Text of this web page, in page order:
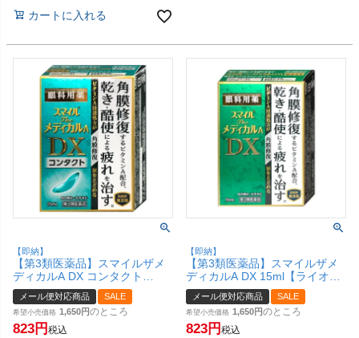
カートに入れる
【即納】
【第3類医薬品】スマイルザメ
ディカルA DX コンタクト
15ml【ライオン株式会社】【目
薬】【メール便対応商品】
【SBT】(6043052)
メール便対応商品 SALE
希望小売価格 1,650 のところ
823 税込
【即納】
【第3類医薬品】スマイルザメ
ディカルA DX 15ml【ライオン
株式会社】【目薬】【メール便
対応商品】【SBT】
メール便対応商品 SALE
希望小売価格 1,650 のところ
823 税込